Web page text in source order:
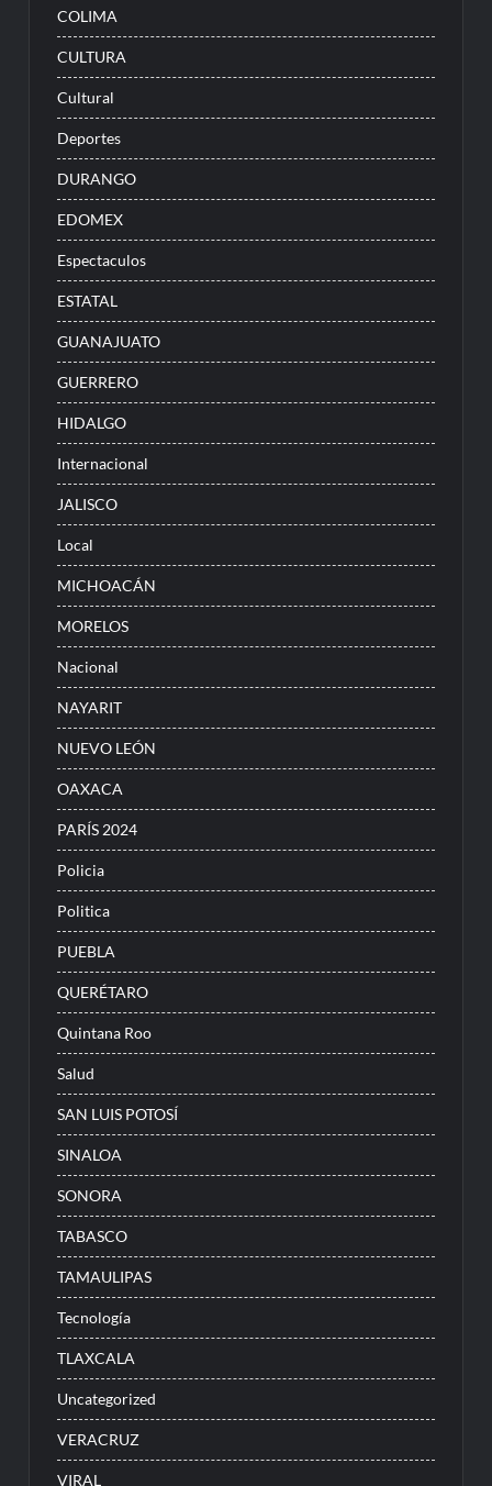
COLIMA
CULTURA
Cultural
Deportes
DURANGO
EDOMEX
Espectaculos
ESTATAL
GUANAJUATO
GUERRERO
HIDALGO
Internacional
JALISCO
Local
MICHOACÁN
MORELOS
Nacional
NAYARIT
NUEVO LEÓN
OAXACA
PARÍS 2024
Policia
Politica
PUEBLA
QUERÉTARO
Quintana Roo
Salud
SAN LUIS POTOSÍ
SINALOA
SONORA
TABASCO
TAMAULIPAS
Tecnología
TLAXCALA
Uncategorized
VERACRUZ
VIRAL